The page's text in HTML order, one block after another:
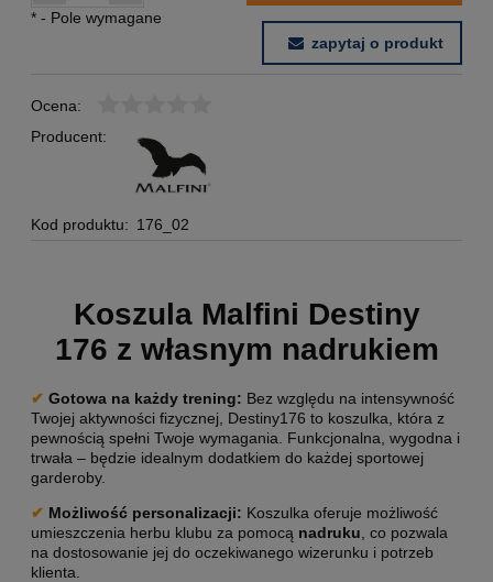
* - Pole wymagane
zapytaj o produkt
Ocena:
Producent:
Kod produktu: 176_02
Koszula Malfini Destiny
176 z własnym nadrukiem
✔ Gotowa na każdy trening: Bez względu na intensywność
Twojej aktywności fizycznej, Destiny176 to koszulka, która z
pewnością spełni Twoje wymagania. Funkcjonalna, wygodna i
trwała – będzie idealnym dodatkiem do każdej sportowej
garderoby.
✔ Możliwość personalizacji: Koszulka oferuje możliwość
umieszczenia herbu klubu za pomocą nadruku , co pozwala
na dostosowanie jej do oczekiwanego wizerunku i potrzeb
klienta.